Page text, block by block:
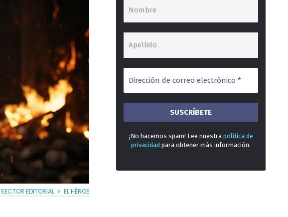
SECTOR EDITORIAL EL HÉROE
¡No hacemos spam! Lee nuestra política de
privacidad para obtener más información.